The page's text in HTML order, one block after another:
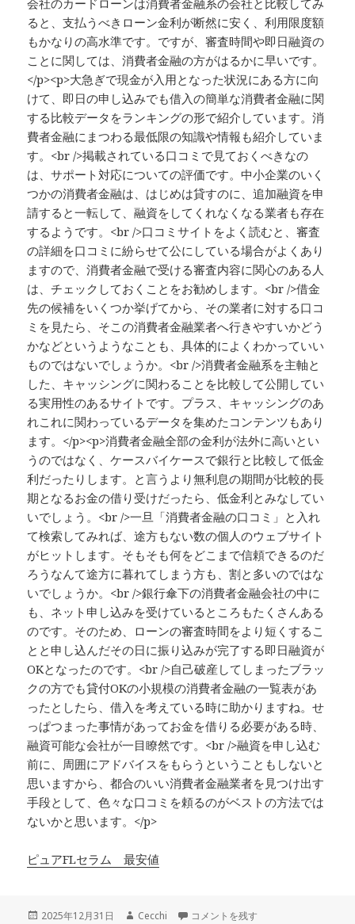
ると、支払うべきローン金利が断然に安く、利用限度額
もかなりの高水準です。ですが、審査時間や即日融資の
ことに関しては、消費者金融の方がはるかに早いです。
</p><p>大急ぎで現金が入用となった状況にある方に向
けて、即日の申し込みでも借入の簡単な消費者金融に関
する比較データをランキングの形で紹介しています。消
費者金融にまつわる最低限の知識や情報も紹介していま
す。<br />掲載されている口コミで見ておくべきなの
は、サポート対応についての評価です。中小企業のいく
つかの消費者金融は、はじめは貸すのに、追加融資を申
請すると一転して、融資をしてくれなくなる業者も存在
するようです。<br />口コミサイトをよく読むと、審査
の詳細を口コミに紛らせて公にしている場合がよくあり
ますので、消費者金融で受ける審査内容に関心のある人
は、チェックしておくことをお勧めします。<br />借金
先の候補をいくつか挙げてから、その業者に対する口コ
ミを見たら、そこの消費者金融業者へ行きやすいかどう
かなどというようなことも、具体的によくわかっていい
ものではないでしょうか。<br />消費者金融系を主軸と
した、キャッシングに関わることを比較して公開してい
る実用性のあるサイトです。プラス、キャッシングのあ
れこれに関わっているデータを集めたコンテンツもあり
ます。</p><p>消費者金融全部の金利が法外に高いとい
うのではなく、ケースバイケースで銀行と比較して低金
利だったりします。と言うより無利息の期間が比較的長
期となるお金の借り受けだったら、低金利とみなしてい
いでしょう。<br />一旦「消費者金融の口コミ」と入れ
て検索してみれば、途方もない数の個人のウェブサイト
がヒットします。そもそも何をどこまで信頼できるのだ
ろうなんて途方に暮れてしまう方も、割と多いのではな
いでしょうか。<br />銀行傘下の消費者金融会社の中に
も、ネット申し込みを受けているところもたくさんある
のです。そのため、ローンの審査時間をより短くするこ
とと申し込んだその日に振り込みが完了する即日融資が
OKとなったのです。<br />自己破産してしまったブラッ
クの方でも貸付OKの小規模の消費者金融の一覧表があ
ったとしたら、借入を考えている時に助かりますね。せ
っぱつまった事情があってお金を借りる必要がある時、
融資可能な会社が一目瞭然です。<br />融資を申し込む
前に、周囲にアドバイスをもらうということもしないと
思いますから、都合のいい消費者金融業者を見つけ出す
手段として、色々な口コミを頼るのがベストの方法では
ないかと思います。</p>
ピュアFLセラム 最安値
投
2025年12月31日
作
Cecchi 大急ぎで現金が入用となった状況に
コメントを残す